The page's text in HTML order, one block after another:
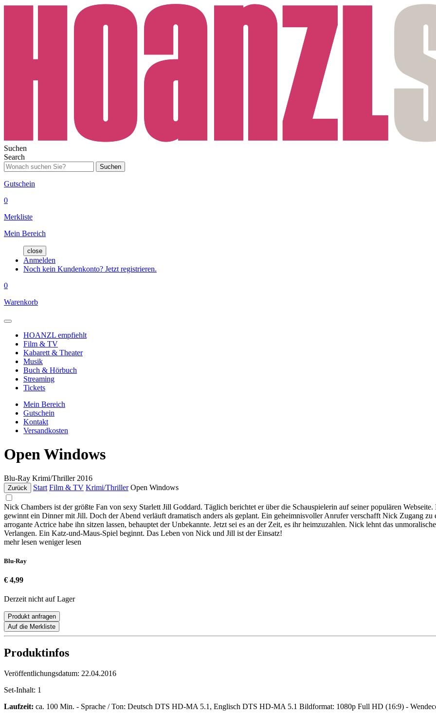
Suchen
Search
Suchen
Gutschein
0
Merkliste
Mein Bereich
close
Anmelden
Noch kein Kundenkonto? Jetzt registrieren.
0
Warenkorb
HOANZL empfiehlt
Film & TV
Kabarett & Theater
Musik
Buch & Hörbuch
Streaming
Tickets
Mein Bereich
Gutschein
Kontakt
Versandkosten
Open Windows
Blu-Ray Krimi/Thriller 2016
Zurück Start Film & TV Krimi/Thriller Open Windows
Nick Chambers ist der größte Fan von sexy Starlett Jill Goddard. Täglich berichtet er über die Schauspielerin auf seiner populären
gewinnt ein Dinner mit Jill. Doch der Abend verläuft dramatisch anders als geplant. Ein geheimnisvoller Anrufer verschafft Nick Zugang
arrogante Actrice habe ihn sitzen lassen, behauptet der Unbekannte. Jetzt sei es an der Zeit, es ihr heimzuzahlen. Nick lehnt das
Verlangen. Ein Katz-und-Maus-Spiel beginnt. Das Leben von Nick und Jill ist der Einsatz!
mehr lesen weniger lesen
Blu-Ray
€ 4,99
Derzeit nicht auf Lager
Produkt anfragen
Auf die Merkliste
Produktinfos
Veröffentlichungsdatum: 22.04.2016
Set-Inhalt: 1
Laufzeit: ca. 100 Min. - Sprache / Ton: Deutsch DTS HD-MA 5.1, Englisch DTS HD-MA 5.1 Bildformat: 1080p Full HD (16:9) -